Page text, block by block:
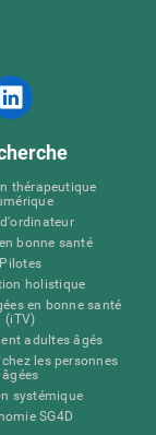
thérapeutique
bonne santé
Pilotes
holistique
en bonne santé
(iTV)
adultes âgés
les personnes
âgées
systémique
SG4D